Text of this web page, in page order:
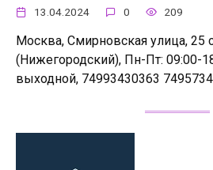
13.04.2024 0 209
Москва, Смирновская улица, 25
(Нижегородский), Пн-Пт: 09:00-
выходной, 74993430363